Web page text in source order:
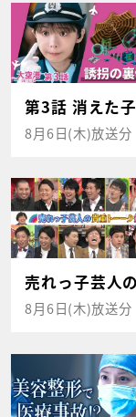
第3話 消えた
8月6日(木)放送分
売れっ子芸人
8月6日(木)放送分